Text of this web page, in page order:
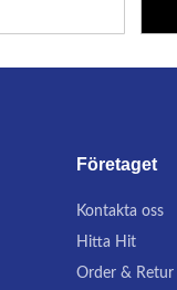
Företaget
Kontakta oss
Hitta Hit
Order & Retur